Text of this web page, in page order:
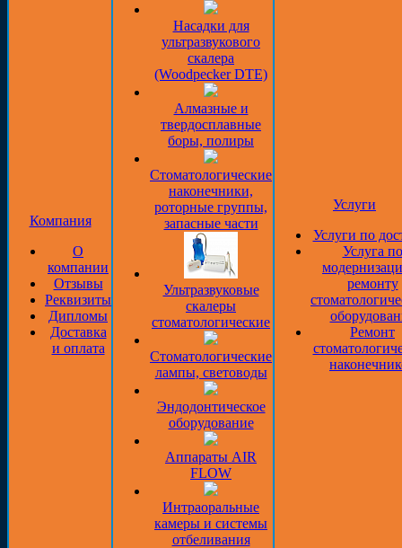
Компания
О
компании
Отзывы
Реквизиты
Дипломы
Доставка
и оплата
Насадки для
ультразвукового
скалера
(Woodpecker DTE)
Алмазные и
твердосплавные
боры, полиры
Стоматологические
наконечники,
роторные группы,
запасные части
Ультразвуковые
скалеры
стоматологические
Стоматологические
лампы, световоды
Эндодонтическое
оборудование
Аппараты AIR
FLOW
Интраоральные
камеры и системы
отбеливания
Услуги
Услуги по
Услуга по
ремонту
Ремонт